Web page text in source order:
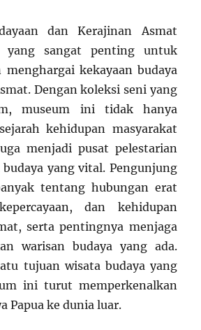
dan Kerajinan Asmat
yang sangat penting untuk
menghargai kekayaan budaya
Dengan koleksi seni yang
museum ini tidak hanya
kehidupan masyarakat
menjadi pusat pelestarian
yang vital. Pengunjung
tentang hubungan erat
dan kehidupan
serta pentingnya menjaga
warisan budaya yang ada.
tujuan wisata budaya yang
ini turut memperkenalkan
Papua ke dunia luar.